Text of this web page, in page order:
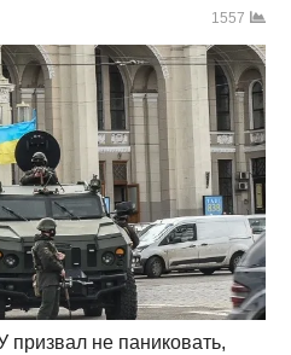
1557
не паниковать,